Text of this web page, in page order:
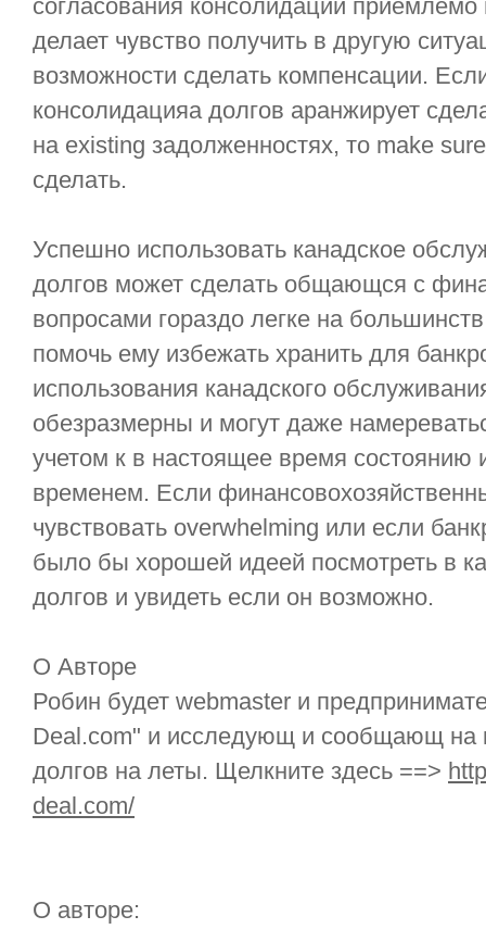
согласования консолидации
делает чувство получить в другую
возможности сделать компенсации.
консолидацияа долгов аранжирует
на existing задолженностях, то make
сделать.
Успешно использовать канадское
долгов может сделать общающся с
вопросами гораздо легке на
помочь ему избежать хранить для
использования канадского
обезразмерны и могут даже
учетом к в настоящее время состоянию
временем. Если
чувствовать overwhelming или если
было бы хорошей идеей посмотреть в
долгов и увидеть если он возможно.
О Авторе
Робин будет webmaster и
Deal.com" и исследующ и сообщающ на
долгов на леты. Щелкните здесь ==>
deal.com/
О авторе: